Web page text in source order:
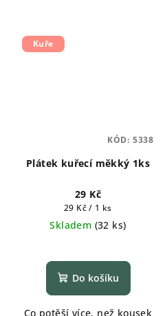
Kuře
Plátek kuřecí měkký 1ks
29 Kč
Měrná
cena:
29 Kč / 1 ks
Skladem (32 ks)
Do košíku
Co potěší více, než kousek
KÓD: 5338